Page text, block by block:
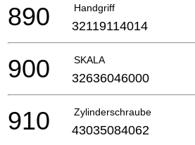
Handgriff
890 32119114014
SKALA
900 32636046000
Zylinderschraube
910 43035084062